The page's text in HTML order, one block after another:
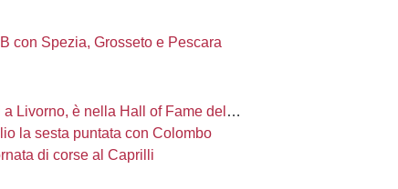
con Spezia, Grosseto e Pescara
è nella Hall of Fame del calcio Usa
la sesta puntata con Colombo
di corse al Caprilli